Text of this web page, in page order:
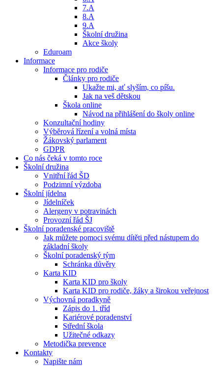
7.A
8.A
9.A
Školní družina
Akce školy
Eduroam
Informace
Informace pro rodiče
Články pro rodiče
Ukažte mi, ať slyším, co píšu.
Jak na veš dětskou
Škola online
Návod na přihlášení do školy online
Konzultační hodiny
Výběrová řízení a volná místa
Žákovský parlament
GDPR
Co nás čeká v tomto roce
Školní družina
Vnitřní řád ŠD
Podzimní výzdoba
Školní jídelna
Jídelníček
Alergeny v potravinách
Provozní řád ŠJ
Školní poradenské pracoviště
Jak můžete pomoci svému dítěti před nástupem do
základní školy
Školní poradenský tým
Schránka důvěry
Karta KID
Karta KID pro školy
Karta KID pro rodiče, žáky a širokou veřejnost
Výchovná poradkyně
Zápis do 1. tříd
Kariérové poradenství
Střední škola
Užitečné odkazy
Metodička prevence
Kontakty
Napište nám